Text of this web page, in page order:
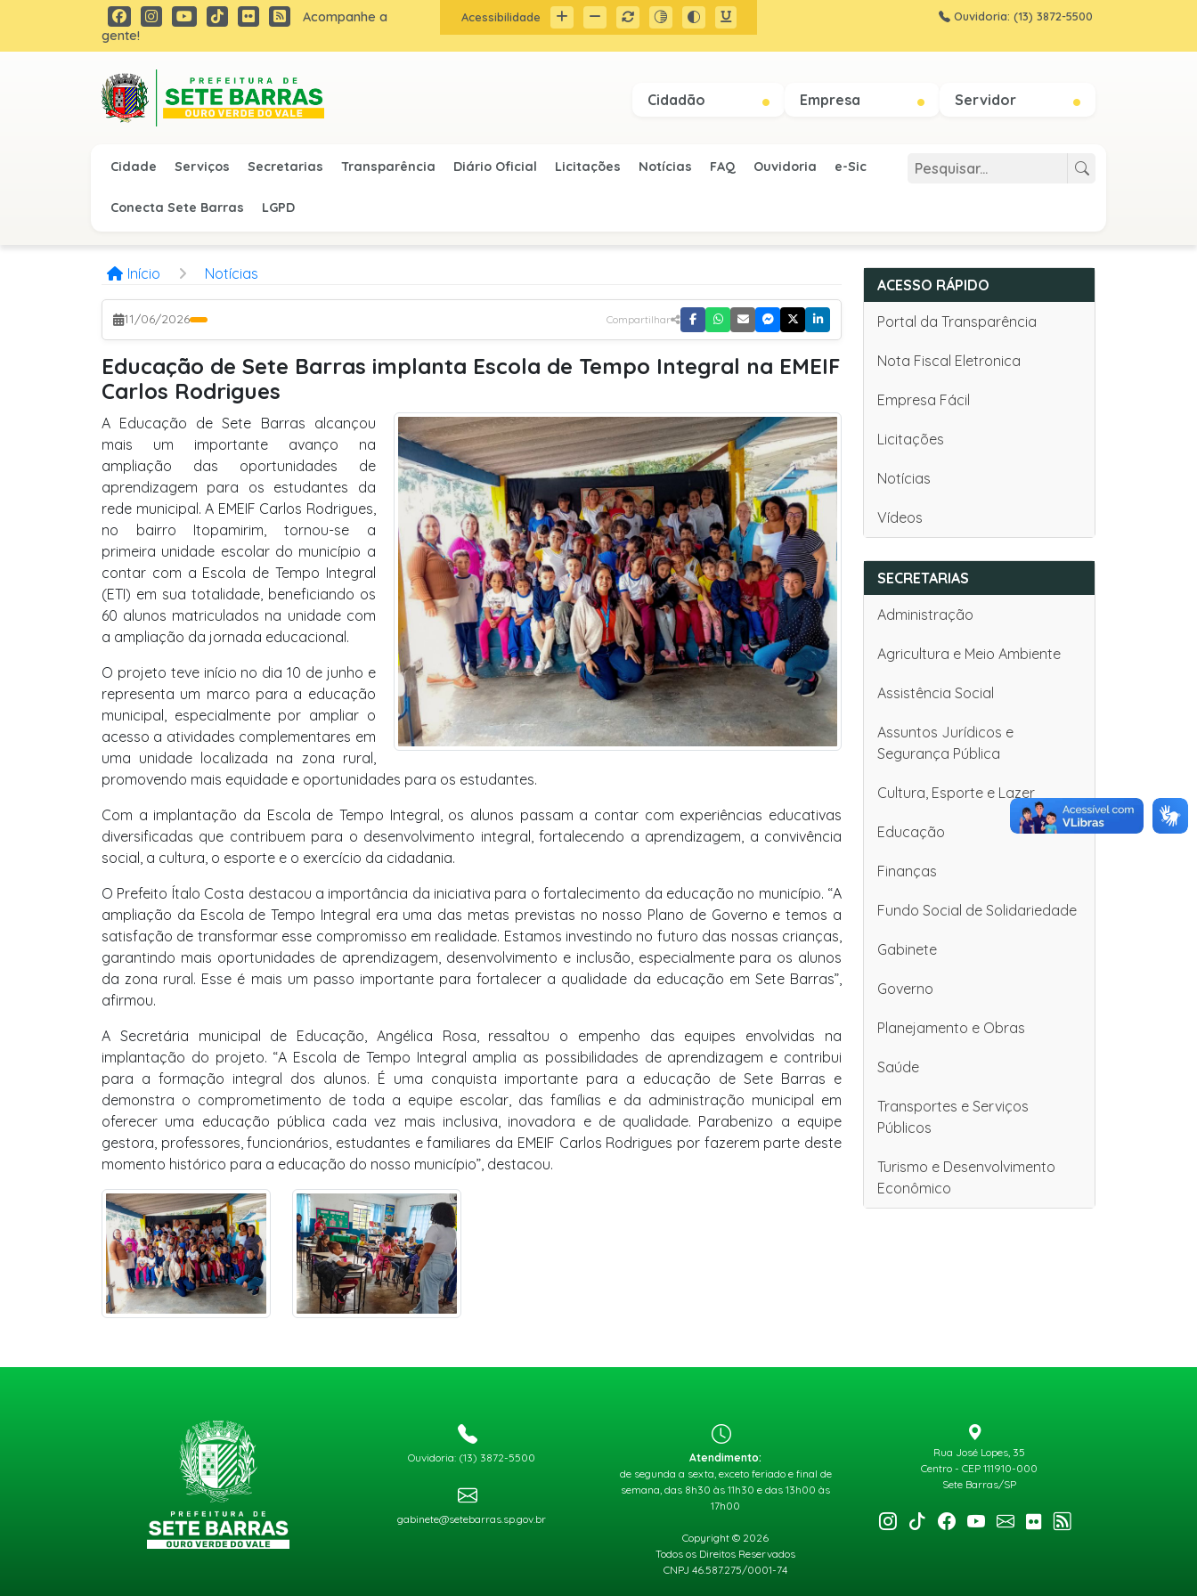
Acompanhe a
gente!
Acessibilidade Ouvidoria: (13) 3872-5500
Cidadão Empresa Servidor
Cidade Serviços Secretarias Transparência Diário Oficial Licitações Notícias FAQ Ouvidoria e-Sic
Conecta Sete Barras LGPD
Início Notícias
11/06/2026 Compartilhar
Educação de Sete Barras implanta Escola de Tempo Integral na EMEIF
Carlos Rodrigues
A Educação de Sete Barras alcançou
mais um importante avanço na
ampliação das oportunidades de
aprendizagem para os estudantes da
rede municipal. A EMEIF Carlos Rodrigues,
no bairro Itopamirim, tornou-se a
primeira unidade escolar do município a
contar com a Escola de Tempo Integral
(ETI) em sua totalidade, beneficiando os
60 alunos matriculados na unidade com
a ampliação da jornada educacional.
O projeto teve início no dia 10 de junho e
representa um marco para a educação
municipal, especialmente por ampliar o
acesso a atividades complementares em
uma unidade localizada na zona rural,
promovendo mais equidade e oportunidades para os estudantes.
Com a implantação da Escola de Tempo Integral, os alunos passam a contar com experiências educativas
diversificadas que contribuem para o desenvolvimento integral, fortalecendo a aprendizagem, a convivência
social, a cultura, o esporte e o exercício da cidadania.
O Prefeito Ítalo Costa destacou a importância da iniciativa para o fortalecimento da educação no município. “A
ampliação da Escola de Tempo Integral era uma das metas previstas no nosso Plano de Governo e temos a
satisfação de transformar esse compromisso em realidade. Estamos investindo no futuro das nossas crianças,
garantindo mais oportunidades de aprendizagem, desenvolvimento e inclusão, especialmente para os alunos
da zona rural. Esse é mais um passo importante para fortalecer a qualidade da educação em Sete Barras”,
afirmou.
A Secretária municipal de Educação, Angélica Rosa, ressaltou o empenho das equipes envolvidas na
implantação do projeto. “A Escola de Tempo Integral amplia as possibilidades de aprendizagem e contribui
para a formação integral dos alunos. É uma conquista importante para a educação de Sete Barras e
demonstra o comprometimento de toda a equipe escolar, das famílias e da administração municipal em
oferecer uma educação pública cada vez mais inclusiva, inovadora e de qualidade. Parabenizo a equipe
gestora, professores, funcionários, estudantes e familiares da EMEIF Carlos Rodrigues por fazerem parte deste
momento histórico para a educação do nosso município”, destacou.
ACESSO RÁPIDO
Portal da Transparência
Nota Fiscal Eletronica
Empresa Fácil
Licitações
Notícias
Vídeos
SECRETARIAS
Administração
Agricultura e Meio Ambiente
Assistência Social
Assuntos Jurídicos e
Segurança Pública
Cultura, Esporte e Lazer
Educação
Finanças
Fundo Social de Solidariedade
Gabinete
Governo
Planejamento e Obras
Saúde
Transportes e Serviços
Públicos
Turismo e Desenvolvimento
Econômico
Ouvidoria: (13) 3872-5500
gabinete@setebarras.sp.gov.br
Atendimento:
de segunda a sexta, exceto feriado e final de
semana, das 8h30 às 11h30 e das 13h00 às
17h00
Copyright © 2026
Todos os Direitos Reservados
CNPJ 46.587.275/0001-74
Rua José Lopes, 35
Centro - CEP 111910-000
Sete Barras/SP